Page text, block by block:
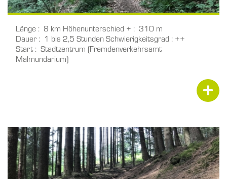
Länge 8 km Höhenunterschied +
310 m
Dauer
1 bis 2,5 StundenSchwierigkeitsgrad ++
Start
Stadtzentrum (Fremdenverkehrsamt
Malmundarium)